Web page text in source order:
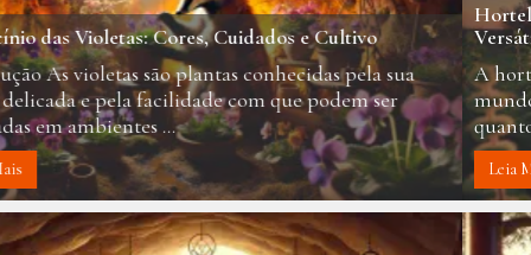
Hortelã: Como Cultivar, Usar e Controlar essa Planta
Versátil
A hortelã é uma das plantas aromáticas mais populares no
mundo, conhecida tanto pelo seu sabor refrescante
quanto por suas ...
Leia Mais